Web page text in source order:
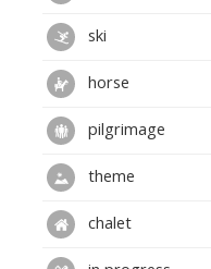
ski
horse
pilgrimage
theme
chalet